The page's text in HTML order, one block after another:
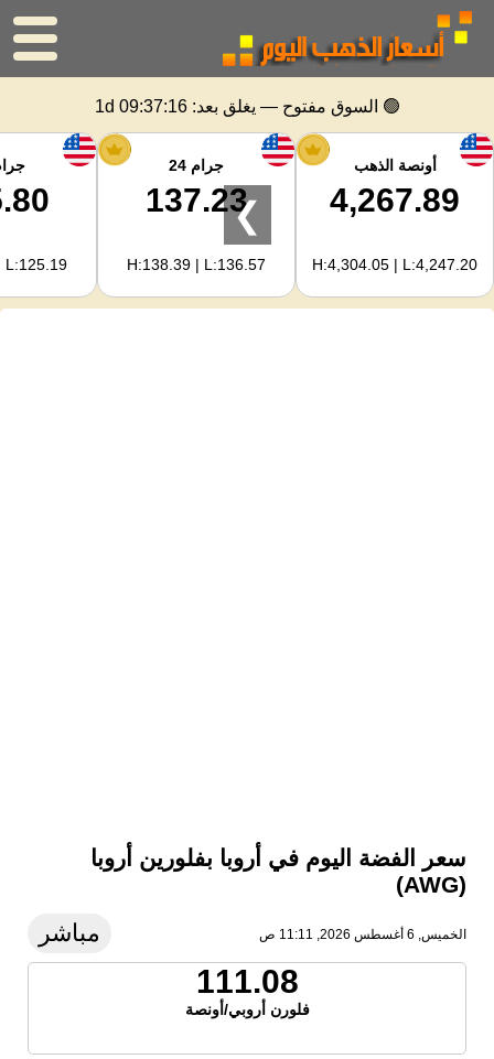
الرئيسية
سعر الذهب
اسعار الفضه
حاسبة الذهب
🟢 السوق مفتوح — يغلق بعد: 1d 09:37:15
أونصة الذهب
4,267.89
H:4,304.05 | L:4,247.20
جرام 24
137.23
H:138.39 | L:136.57
L:125.19
❯
سعر الفضة اليوم في أروبا بفلورين أروبا
(AWG)
الخميس, 6 أغسطس 2026, 11:11 ص مباشر
111.08
فلورن أروبي/أونصة